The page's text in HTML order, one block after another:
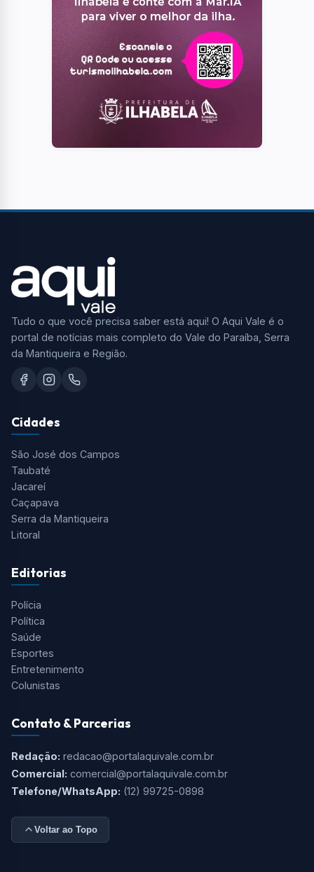
Tudo o que você precisa saber está aqui! O Aqui Vale é o
portal de notícias mais completo do Vale do Paraíba, Serra
da Mantiqueira e Região.
Cidades
São José dos Campos
Taubaté
Jacareí
Caçapava
Serra da Mantiqueira
Litoral
Editorias
Polícia
Política
Saúde
Esportes
Entretenimento
Colunistas
Contato & Parcerias
Redação: redacao@portalaquivale.com.br
Comercial: comercial@portalaquivale.com.br
Telefone/WhatsApp: (12) 99725-0898
Voltar ao Topo